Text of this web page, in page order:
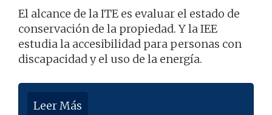
El alcance de la ITE es evaluar el estado de
conservación de la propiedad. Y la IEE
estudia la accesibilidad para personas con
discapacidad y el uso de la energía.
Leer Más